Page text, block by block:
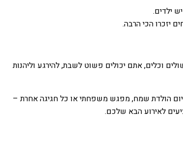
ילדים.
יזכרו הכי הרבה.
וכלים, אתם יכולים פשוט לשבת, להירגע וליהנות
יום הולדת שמח, מפגש משפחתי או כל חגיגה אחרת –
לאירוע הבא שלכם.